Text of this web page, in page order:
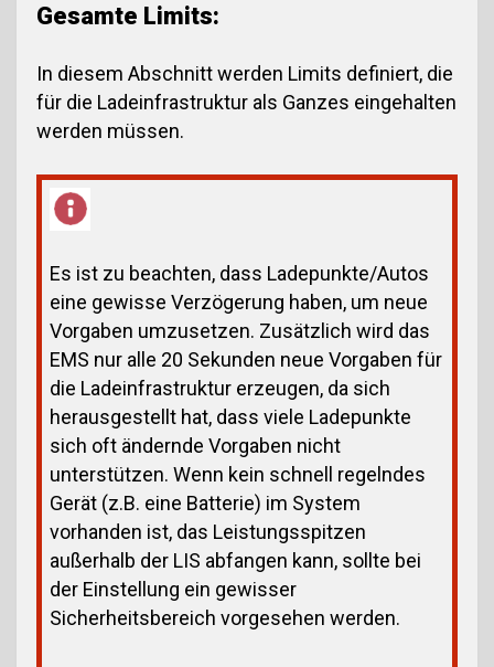
Gesamte Limits:
In diesem Abschnitt werden Limits definiert, die
für die Ladeinfrastruktur als Ganzes eingehalten
werden müssen.
Es ist zu beachten, dass Ladepunkte/Autos
eine gewisse Verzögerung haben, um neue
Vorgaben umzusetzen. Zusätzlich wird das
EMS nur alle 20 Sekunden neue Vorgaben für
die Ladeinfrastruktur erzeugen, da sich
herausgestellt hat, dass viele Ladepunkte
sich oft ändernde Vorgaben nicht
unterstützen. Wenn kein schnell regelndes
Gerät (z.B. eine Batterie) im System
vorhanden ist, das Leistungsspitzen
außerhalb der LIS abfangen kann, sollte bei
der Einstellung ein gewisser
Sicherheitsbereich vorgesehen werden.